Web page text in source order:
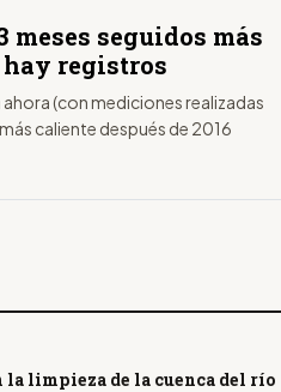
seguidos más
hay registros
(con mediciones realizadas
caliente después de 2016
la limpieza de la cuenca del río